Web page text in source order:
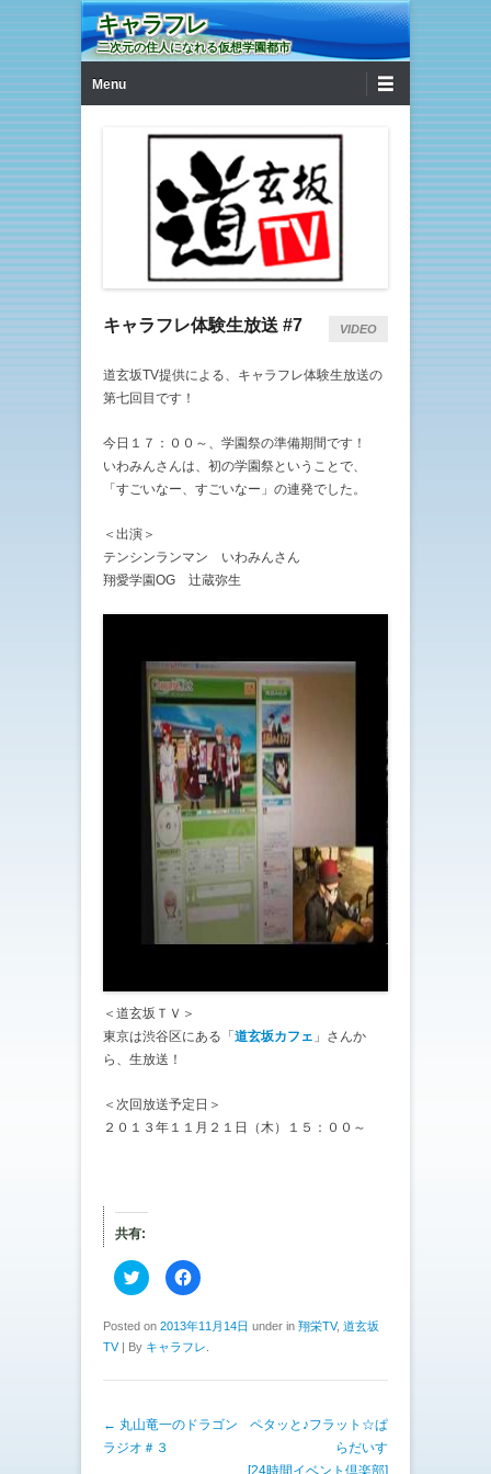
キャラフレ
二次元の住人になれる仮想学園都市
Menu
キャラフレ体験生放送 #7 VIDEO
道玄坂TV提供による、キャラフレ体験生放送の
第七回目です！
今日１７：００～、学園祭の準備期間です！
いわみんさんは、初の学園祭ということで、
「すごいなー、すごいなー」の連発でした。
＜出演＞
テンシンランマン いわみんさん
翔愛学園OG 辻蔵弥生
＜道玄坂ＴＶ＞
東京は渋谷区にある「 道玄坂カフェ 」さんか
ら、生放送！
＜次回放送予定日＞
２０１３年１１月２１日（木）１５：００～
共有:
ク
リ
し
て
T
i
e
r
で
共
F
a
b
o
o
で
す
る
Posted on 2013年11月14日 under in 翔栄TV, 道玄坂
TV| By キャラフレ
投稿ナビゲーション
← 丸山竜一のドラゴン
ラジオ＃３
ペタッと♪フラット☆ぱ
らだいす
[24時間イベント倶楽部]